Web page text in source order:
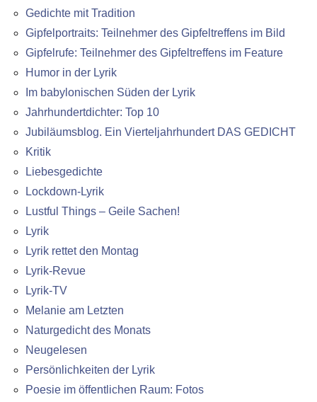
Gedichte mit Tradition
Gipfelportraits: Teilnehmer des Gipfeltreffens im Bild
Gipfelrufe: Teilnehmer des Gipfeltreffens im Feature
Humor in der Lyrik
Im babylonischen Süden der Lyrik
Jahrhundertdichter: Top 10
Jubiläumsblog. Ein Vierteljahrhundert DAS GEDICHT
Kritik
Liebesgedichte
Lockdown-Lyrik
Lustful Things – Geile Sachen!
Lyrik
Lyrik rettet den Montag
Lyrik-Revue
Lyrik-TV
Melanie am Letzten
Naturgedicht des Monats
Neugelesen
Persönlichkeiten der Lyrik
Poesie im öffentlichen Raum: Fotos